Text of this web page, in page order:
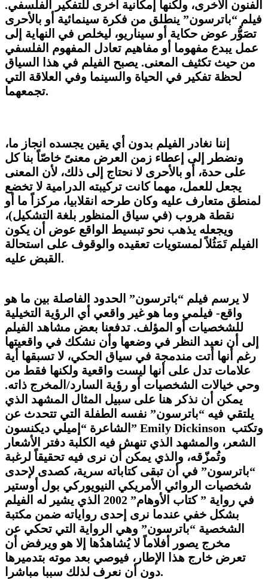
الفنون الأخرى، ولكنها إمكانية أخرى للتفكير الفلسفي.
فيلم “باترسون” ينطلق من فكرة سينمائية أو بالأحرى
تصَوُّر عوض حكاية أو سيناريو، ليخلص في النهاية إلى
عمل يبدع مفهوما أو مفاهيم تعادل المفهوم الفلسفي
من حيث تكثيف المعنى. يصبح الفيلم في هذا السياق
لحظة تفكير في الحياة والسينما وفي العلاقة التي
تجمعهما.
إننا نغادر الفيلم بدون أي يقين يجسده انجاز ما،
ونضطر إلى إعطاء زمن العرض معنىً خاصّاً بنا كل
على حدة، أو بالأحرى لا نحتاج إلى ذلك، لأن المعنى
يجعل للعمل، مهما كانت تركيبته الدرامية لا تخضع
لمنطق متعارف عليه وكان طرحه انقلابيا، مركزاً ما أو
نقطة هروب (في سياق المنظور بلغة التشكيل)،
ويجعله يذهب نحو تبسيط الواقع عوض أن يكون
الفيلم تَمَثُلاً لمستويات تعقيده والوقوف على استحالة
القبض عليه.
لا يرسم فيلم “باترسون” الحدود الفاصلة بين ما هو
واقع- فيلمي وما هو غير واقعي أي الرؤية التخيلية
للشخصيات أو المؤلف. تدفعنا بعض مشاهد الفيلم
إلى أن نعيد النظر في وضعها وأن نشكك في واقعيتها
رغم أنها أتت مندمجة في سياق الحكي، لا تسبقها أية
علامات تدل على أنها ليست واقعية ولكنها فقط من
وحي خيالات الشخصيات أو رؤية السارد/المخرج ذاته.
يمكن أن نذكر هنا على سبيل المثال المشهد الذي
يلتقي فيه “باترسون” نفسه الطفلة التي تتحدث عن
الشاعرة “إميلي ديكنسون” Emily Dickinson
الشعر، والمشهد الذي تنهش فيه الكلبة دفتر الأشعار
وتُمزّقه، والذي يمكن أن نرى فيه تحقيقاً لرغبة
“باترسون” في أن تبقى كتاباته سرية، كصدى لإحدى
شخصيات الروائي الأمريكي النيويوركي بول أوستير
في رواية ” كتاب الأوهام” 2002 الذي يشير له الفيلم
بشكل خفي عندما نرى إحدى رواياته ضمن مكتبة
الشخصية “باترسون” وهي الرواية التي تحكي عن
مخرج يصور أفلاماً لا يُشاهدُها إلا هو ويرفض أن
تعرض خارج هذا الإطار، فيوصي بعد موته بتدميرها
دون أن نعرف لذلك سببا مباشرا.